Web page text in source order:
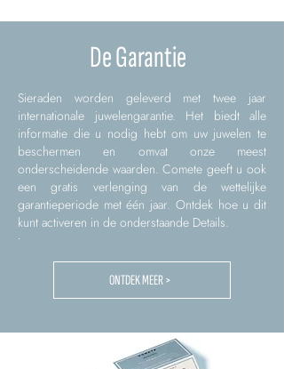
De Garantie
Sieraden worden geleverd met twee jaar
internationale juwelengarantie. Het biedt alle
informatie die u nodig hebt om uw juwelen te
beschermen en omvat onze meest
onderscheidende waarden. Comete geeft u ook
een gratis verlenging van de wettelijke
garantieperiode met één jaar. Ontdek hoe u dit
kunt activeren in de onderstaande Details.
ONTDEK MEER >